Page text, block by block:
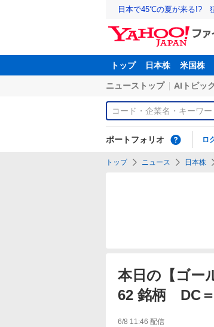
日本で45℃の夏が来る!?
トップ 日本株 米国株
ニューストップ AIトピッ
ポートフォリオ ロ
トップ ニュース 日本株
本日の【ゴー
62 銘柄 DC
6/8 11:46 配信